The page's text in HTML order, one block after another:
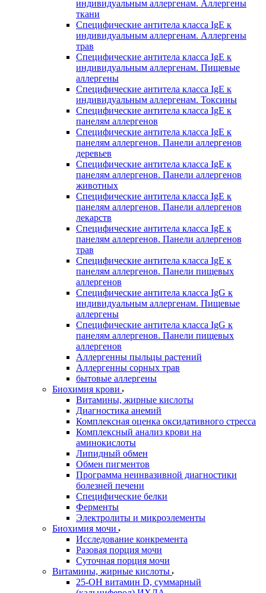
индивидуальным аллергенам. Аллергены
ткани
Специфические антитела класса IgE к
индивидуальным аллергенам. Аллергены
трав
Специфические антитела класса IgE к
индивидуальным аллергенам. Пищевые
аллергены
Специфические антитела класса IgE к
индивидуальным аллергенам. Токсины
Специфические антитела класса IgE к
панелям аллергенов
Специфические антитела класса IgE к
панелям аллергенов. Панели аллергенов
деревьев
Специфические антитела класса IgE к
панелям аллергенов. Панели аллергенов
животных
Специфические антитела класса IgE к
панелям аллергенов. Панели аллергенов
лекарств
Специфические антитела класса IgE к
панелям аллергенов. Панели аллергенов
трав
Специфические антитела класса IgE к
панелям аллергенов. Панели пищевых
аллергенов
Специфические антитела класса IgG к
индивидуальным аллергенам. Пищевые
аллергены
Специфические антитела класса IgG к
панелям аллергенов. Панели пищевых
аллергенов
Аллергенны пыльцы растений
Аллергенны сорных трав
бытовые аллергены
Биохимия крови
Витамины, жирные кислоты
Диагностика анемий
Комплексная оценка оксидативного стресса
Комплексный анализ крови на
аминокислоты
Липидный обмен
Обмен пигментов
Программа неинвазивной диагностики
болезней печени
Специфические белки
Ферменты
Электролиты и микроэлементы
Биохимия мочи
Исследование конкремента
Разовая порция мочи
Суточная порция мочи
Витамины, жирные кислоты
25-OH витамин D, суммарный